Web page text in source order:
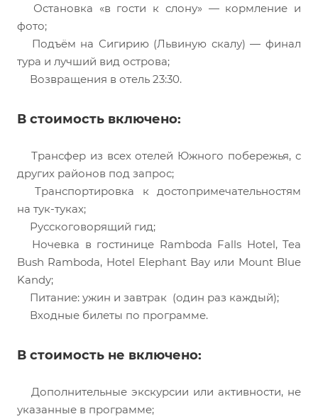
Остановка «в гости к слону» — кормление и
фото;
Подъём на Сигирию (Львиную скалу) — финал
тура и лучший вид острова;
Возвращения в отель 23:30.
В стоимость включено:
Трансфер из всех отелей Южного побережья, с
других районов под запрос;
Транспортировка к достопримечательностям
на тук-туках;
Русскоговорящий гид;
Ночевка в гостинице Ramboda Falls Hotel, Tea
Bush Ramboda, Hotel Elephant Bay или Mount Blue
Kandy;
Питание: ужин и завтрак (один раз каждый);
Входные билеты по программе.
В стоимость не включено:
Дополнительные экскурсии или активности, не
указанные в программе;